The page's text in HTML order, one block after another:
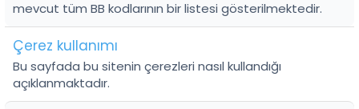
mevcut tüm BB kodlarının bir listesi gösterilmektedir.
Çerez kullanımı
Bu sayfada bu sitenin çerezleri nasıl kullandığı
açıklanmaktadır.